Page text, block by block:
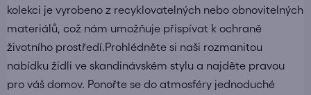
kolekci je vyrobeno z recyklovatelných nebo obnovitelných
materiálů, což nám umožňuje přispívat k ochraně
životního prostředí.Prohlédněte si naši rozmanitou
nabídku židli ve skandinávském stylu a najděte pravou
pro váš domov. Ponořte se do atmosféry jednoduché